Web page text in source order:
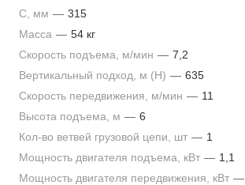
С, мм — 315
Масса — 54 кг
Скорость подъема, м/мин — 7,2
Вертикальный подход, м (Н) — 635
Скорость передвижения, м/мин — 11
Высота подъема, м — 6
Кол-во ветвей грузовой цепи, шт — 1
Мощность двигателя подъема, кВт — 1,1
Мощность двигателя передвижения, кВт —